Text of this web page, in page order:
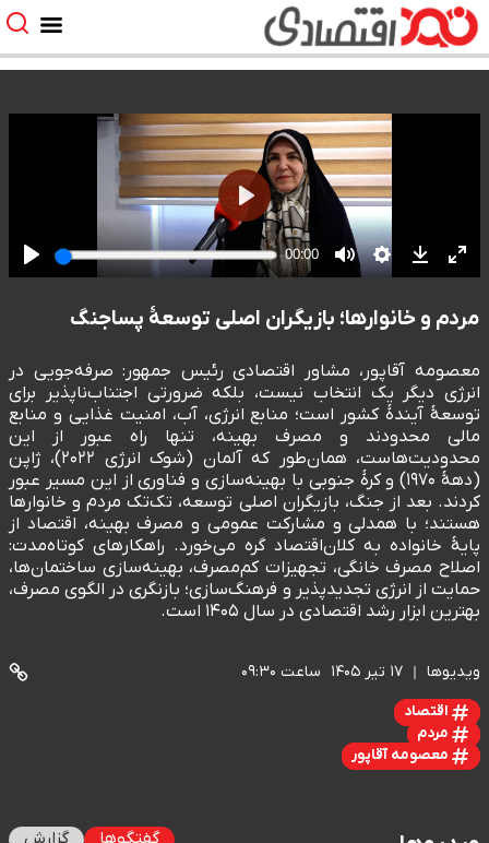
مردم و خانوارها؛ بازیگران اصلی توسعهٔ پساجنگ
معصومه آقاپور، مشاور اقتصادی رئیس جمهور: صرفه‌جویی در
انرژی دیگر یک انتخاب نیست، بلکه ضرورتی اجتناب‌ناپذیر برای
توسعهٔ آیندهٔ کشور است؛ منابع انرژی، آب، امنیت غذایی و منابع
مالی محدودند و مصرف بهینه، تنها راه عبور از این
محدودیت‌هاست، همان‌طور که آلمان (شوک انرژی ۲۰۲۲)، ژاپن
(دههٔ ۱۹۷۰) و کرهٔ جنوبی با بهینه‌سازی و فناوری از این مسیر عبور
کردند. بعد از جنگ، بازیگران اصلی توسعه، تک‌تک مردم و خانوارها
هستند؛ با همدلی و مشارکت عمومی و مصرف بهینه، اقتصاد از
پایهٔ خانواده به کلان‌اقتصاد گره می‌خورد. راهکارهای کوتاه‌مدت:
اصلاح مصرف خانگی، تجهیزات کم‌مصرف، بهینه‌سازی ساختمان‌ها،
حمایت از انرژی تجدیدپذیر و فرهنگ‌سازی؛ بازنگری در الگوی مصرف،
بهترین ابزار رشد اقتصادی در سال ۱۴۰۵ است.
ویدیوها ۱۷ تیر ۱۴۰۵ ساعت ۰۹:۳۰
اقتصاد
مردم
معصومه آقاپور
گفتگوها گزارش